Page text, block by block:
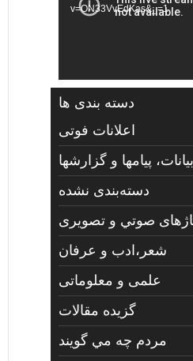
v=ON33VvEdKas&_=1
دسته بندی ها
اعلانات فوتی
بیانات، پیامها و گزارشها
دسته‌بندی نشده
صوتي و تصويری
شعر،ادب و عرفان
علمی و معلوماتی
گزیده مقالات
مردم چه مي گويند